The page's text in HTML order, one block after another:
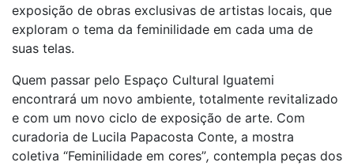
exposição de obras exclusivas de artistas locais, que
exploram o tema da feminilidade em cada uma de
suas telas.
Quem passar pelo Espaço Cultural Iguatemi
encontrará um novo ambiente, totalmente revitalizado
e com um novo ciclo de exposição de arte. Com
curadoria de Lucila Papacosta Conte, a mostra
coletiva “Feminilidade em cores”, contempla peças dos